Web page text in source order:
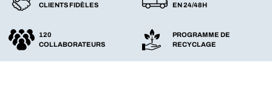
CLIENTS FIDÈLES
EN 24/48H
120
COLLABORATEURS
PROGRAMME DE
RECYCLAGE